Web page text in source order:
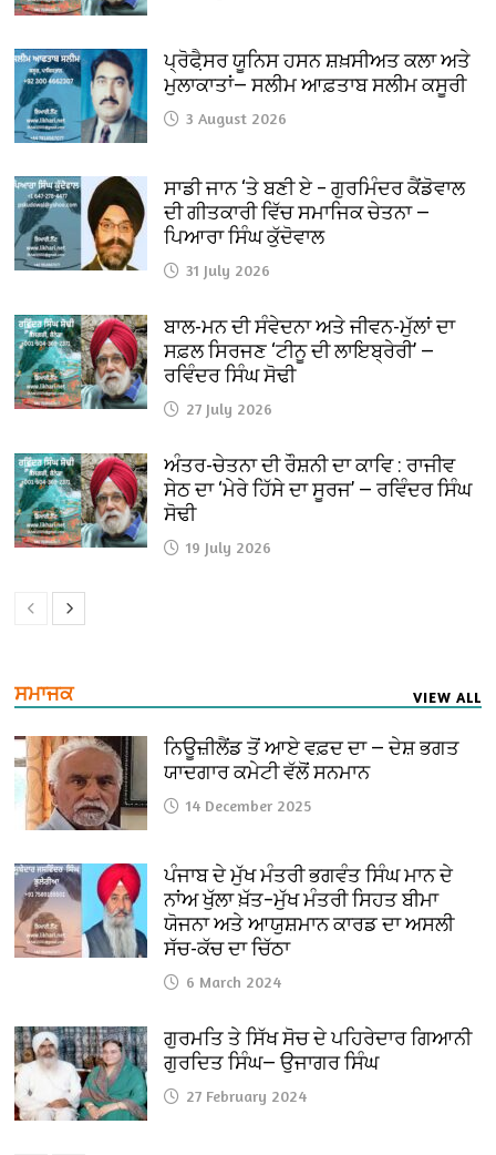
ਪ੍ਰੋਫੈ਼ਸਰ ਯੂਨਿਸ ਹਸਨ ਸ਼ਖ਼ਸੀਅਤ ਕਲਾ ਅਤੇ
ਮੁਲਾਕਾਤਾਂ— ਸਲੀਮ ਆਫ਼ਤਾਬ ਸਲੀਮ ਕਸੂਰੀ
3 August 2026
ਸਾਡੀ ਜਾਨ ‘ਤੇ ਬਣੀ ਏ – ਗੁਰਮਿੰਦਰ ਕੈਂਡੋਵਾਲ
ਦੀ ਗੀਤਕਾਰੀ ਵਿੱਚ ਸਮਾਜਿਕ ਚੇਤਨਾ —
ਪਿਆਰਾ ਸਿੰਘ ਕੁੱਦੋਵਾਲ
31 July 2026
ਬਾਲ-ਮਨ ਦੀ ਸੰਵੇਦਨਾ ਅਤੇ ਜੀਵਨ-ਮੁੱਲਾਂ ਦਾ
ਸਫ਼ਲ ਸਿਰਜਣ ‘ਟੀਨੂ ਦੀ ਲਾਇਬ੍ਰੇਰੀ’ —
ਰਵਿੰਦਰ ਸਿੰਘ ਸੋਢੀ
27 July 2026
ਅੰਤਰ-ਚੇਤਨਾ ਦੀ ਰੌਸ਼ਨੀ ਦਾ ਕਾਵਿ : ਰਾਜੀਵ
ਸੇਠ ਦਾ ‘ਮੇਰੇ ਹਿੱਸੇ ਦਾ ਸੂਰਜ’ — ਰਵਿੰਦਰ ਸਿੰਘ
ਸੋਢੀ
19 July 2026
ਸਮਾਜਕ VIEW ALL
ਨਿਊਜ਼ੀਲੈਂਡ ਤੋਂ ਆਏ ਵਫ਼ਦ ਦਾ — ਦੇਸ਼ ਭਗਤ
ਯਾਦਗਾਰ ਕਮੇਟੀ ਵੱਲੋਂ ਸਨਮਾਨ
14 December 2025
ਪੰਜਾਬ ਦੇ ਮੁੱਖ ਮੰਤਰੀ ਭਗਵੰਤ ਸਿੰਘ ਮਾਨ ਦੇ
ਨਾਂਅ ਖੁੱਲਾ ਖ਼ੱਤ–ਮੁੱਖ ਮੰਤਰੀ ਸਿਹਤ ਬੀਮਾ
ਯੋਜਨਾ ਅਤੇ ਆਯੁਸ਼ਮਾਨ ਕਾਰਡ ਦਾ ਅਸਲੀ
ਸੱਚ-ਕੱਚ ਦਾ ਚਿੱਠਾ
6 March 2024
ਗੁਰਮਤਿ ਤੇ ਸਿੱਖ ਸੋਚ ਦੇ ਪਹਿਰੇਦਾਰ ਗਿਆਨੀ
ਗੁਰਦਿਤ ਸਿੰਘ— ਉਜਾਗਰ ਸਿੰਘ
27 February 2024